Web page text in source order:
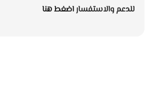
للدعم والاستفساراضغط هنا